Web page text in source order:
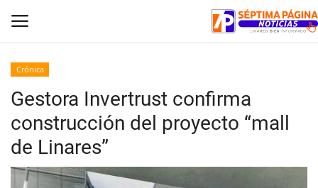
Inicio
Crónica
Policial
Crónica
Gestora Invertrust confirma
construcción del proyecto “mall
de Linares”